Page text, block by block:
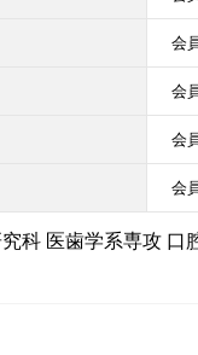
会
会
会
会
科 医歯学系専攻 口